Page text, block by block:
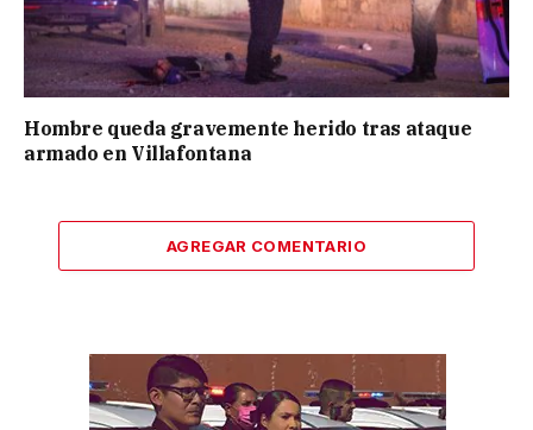
Hombre queda gravemente herido tras ataque
armado en Villafontana
AGREGAR COMENTARIO